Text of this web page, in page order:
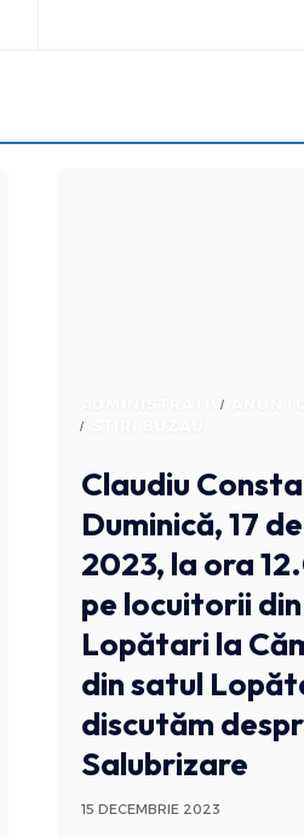
ADMINISTRATIV
Claudiu
Duminică, 17
2023, la ora
pe locuitorii
Lopătari la
din satul
discutăm
Salubrizare
15 DECEMBRIE 2023